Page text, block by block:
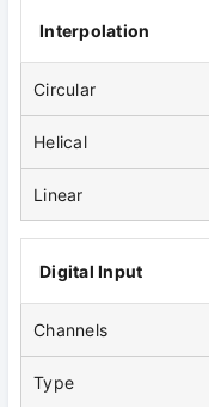
Interpolation
Circular
Helical
Linear
Digital Input
Channels
Type